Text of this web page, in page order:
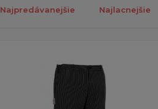
Najpredávanejšie Najlacnejšie